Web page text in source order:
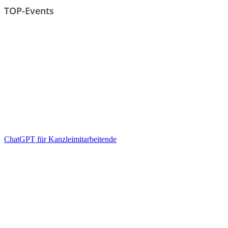
TOP-Events
ChatGPT für Kanzleimitarbeitende